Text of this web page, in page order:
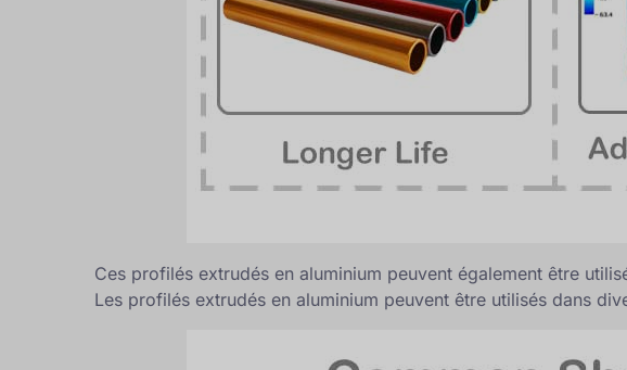
Ces profilés extrudés en aluminium peuvent également être
Les profilés extrudés en aluminium peuvent être utilisés dans